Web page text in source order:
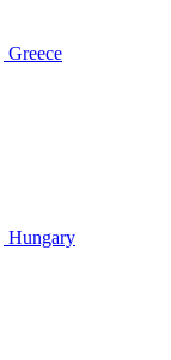
Greece
Hungary